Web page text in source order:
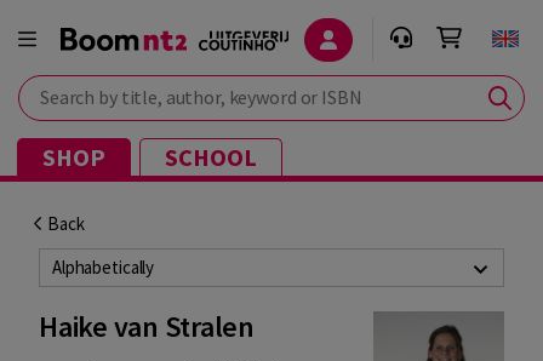
Search by title, author, keyword or ISBN
SHOP SCHOOL
Back
Alphabetically
Haike van Stralen